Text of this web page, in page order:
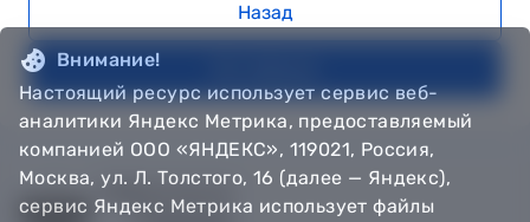
Назад
Внимание!
Настоящий ресурс использует сервис веб-
аналитики Яндекс Метрика, предоставляемый
компанией ООО «ЯНДЕКС», 119021, Россия,
Москва, ул. Л. Толстого, 16 (далее — Яндекс),
сервис Яндекс Метрика использует файлы